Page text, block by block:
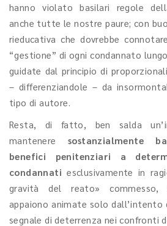
hanno violato basilari regole
anche tutte le nostre paure; con
rieducativa che dovrebbe
“gestione” di ogni condannato
guidate dal principio di
– differenziandole – da
tipo di autore.
Resta, di fatto, ben salda
mantenere sostanzialmente
benefici penitenziari a
condannati esclusivamente in
gravità del reato» commesso,
appaiono animate solo dall’intento
segnale di deterrenza nei confronti